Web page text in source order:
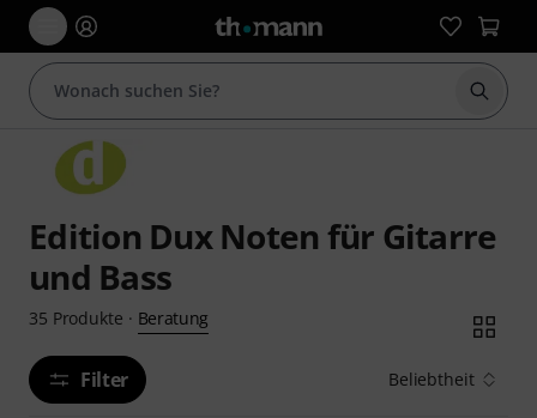
Suche
Edition Dux Noten für Gitarre
und Bass
35 Produkte · Beratung
Filter Beliebtheit